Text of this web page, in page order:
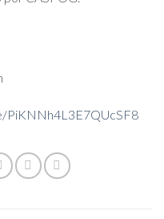
PiKNNh4L3E7QUcSF8